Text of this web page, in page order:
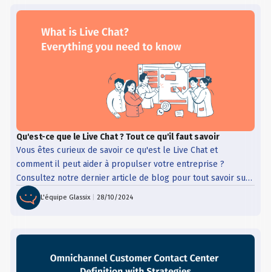
Qu'est-ce que le Live Chat ? Tout ce qu'il faut savoir
Vous êtes curieux de savoir ce qu'est le Live Chat et
comment il peut aider à propulser votre entreprise ?
Consultez notre dernier article de blog pour tout savoir sur
le Live Chat pour les entreprises.
L'équipe Glassix |28/10/2024